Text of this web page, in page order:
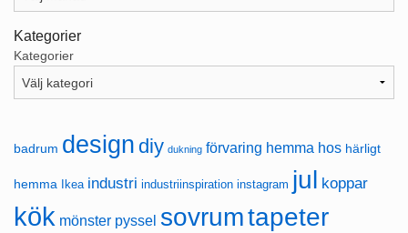
Kategorier
Kategorier
badrum design diy dukning förvaring hemma hos härligt
hemma Ikea industri industriinspiration instagram jul koppar
kök mönster pyssel sovrumtapeter